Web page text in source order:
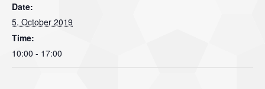
Date:
5. October 2019
Time:
10:00 - 17:00